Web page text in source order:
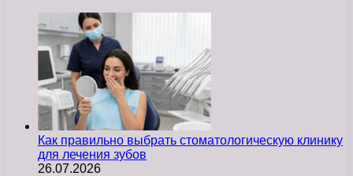
Как правильно выбрать стоматологическую клинику
для лечения зубов
26.07.2026